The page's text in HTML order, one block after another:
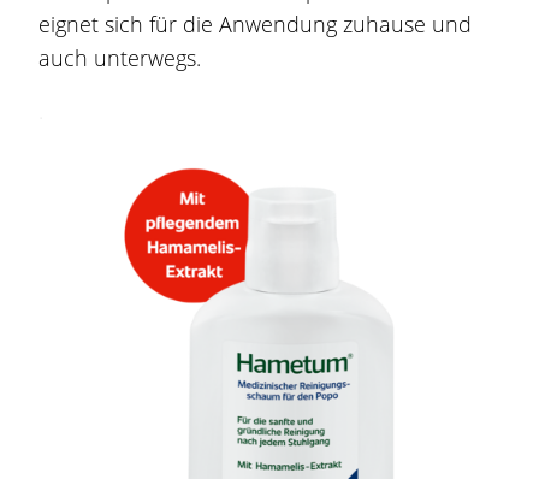
eignet sich für die Anwendung zuhause und
auch unterwegs.